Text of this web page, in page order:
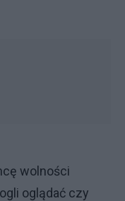
wolności
oglądać czy